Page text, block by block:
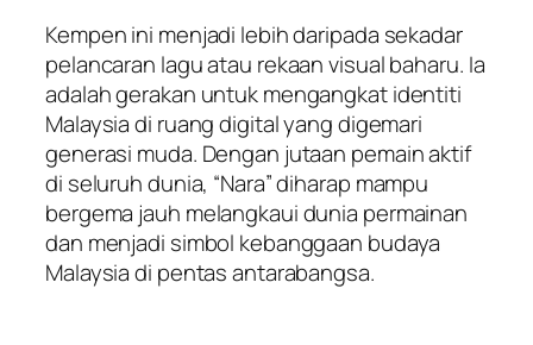
Kempen ini menjadi lebih daripada sekadar
pelancaran lagu atau rekaan visual baharu. Ia
adalah gerakan untuk mengangkat identiti
Malaysia di ruang digital yang digemari
generasi muda. Dengan jutaan pemain aktif
di seluruh dunia, “Nara” diharap mampu
bergema jauh melangkaui dunia permainan
dan menjadi simbol kebanggaan budaya
Malaysia di pentas antarabangsa.